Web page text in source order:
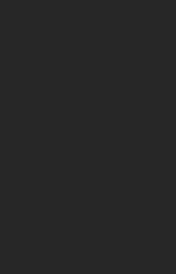
Akumy Kiry, nawiązuje